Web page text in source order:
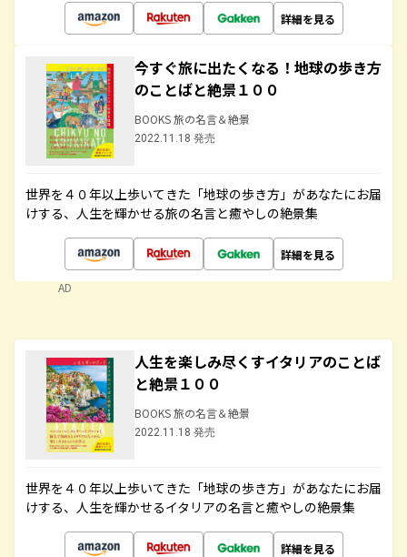
詳細を見る
今すぐ旅に出たくなる！地球の歩き方
のことばと絶景１００
BOOKS 旅の名言＆絶景
2022.11.18 発売
世界を４０年以上歩いてきた「地球の歩き方」があなたにお届
けする、人生を輝かせる旅の名言と癒やしの絶景集
詳細を見る
AD
人生を楽しみ尽くすイタリアのことば
と絶景１００
BOOKS 旅の名言＆絶景
2022.11.18 発売
世界を４０年以上歩いてきた「地球の歩き方」があなたにお届
けする、人生を輝かせるイタリアの名言と癒やしの絶景集
詳細を見る